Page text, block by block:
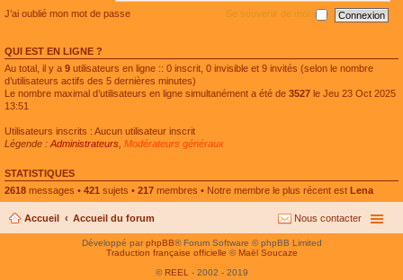
e
s
e
n
t
J’ai oublié mon mot de passe
Se souvenir de moi
QUI EST EN LIGNE ?
Au total, il y a 9 utilisateurs en ligne :: 0 inscrit, 0 invisible et 9 invités (selon le nombre
d’utilisateurs actifs des 5 dernières minutes)
Le nombre maximal d’utilisateurs en ligne simultanément a été de 3527 le Jeu 23 Oct 2025
13:51
Utilisateurs inscrits : Aucun utilisateur inscrit
Légende : Administrateurs Modérateurs généraux
STATISTIQUES
2618 messages • 421 sujets • 217 membres • Notre membre le plus récent est Lena
Accueil Accueil du forum Nous contacter
Développé parphpBB® Forum Software © phpBB Limited
Traduction française officielle © Maël Soucaze
© REEL - 2002 - 2019